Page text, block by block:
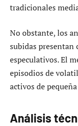
tradicionales
No obstante, los
subidas
especulativos. El
episodios de
activos de
Análisis